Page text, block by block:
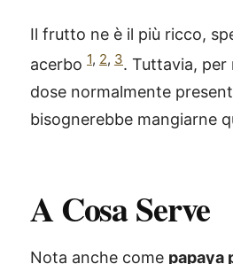
Il frutto ne è il più ricco,
acerbo 1, 2, 3. Tuttavia, per
dose normalmente
bisognerebbe mangiarne
A Cosa Serve
Nota anche come papaya